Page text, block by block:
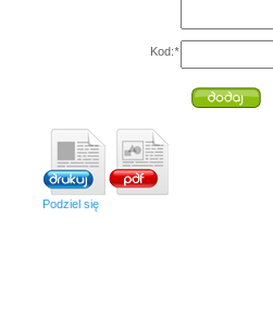
Kod:*
Podziel się